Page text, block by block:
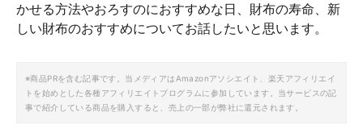
かせる方法やおろすのにおすすめな日、財布の寿命、新
しい財布のおすすめについてお話したいと思います。
※商品PRを含む記事です。当メディアはAmazonアソシエイト、楽天アフィリエイ
トを始めとした各種アフィリエイトプログラムに参加しています。当サービスの記
事で紹介している商品を購入すると、売上の一部が弊社に還元されます。